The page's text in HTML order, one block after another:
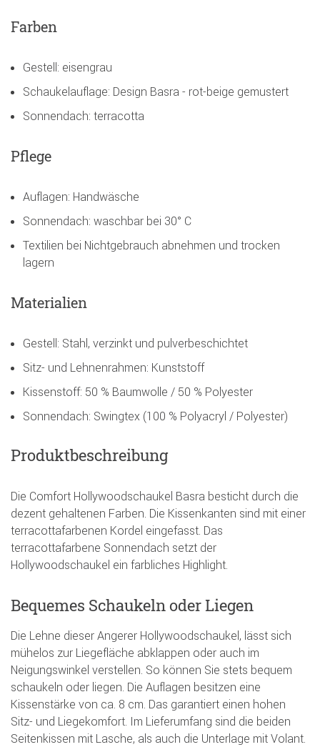
Farben
Gestell: eisengrau
Schaukelauflage: Design Basra - rot-beige gemustert
Sonnendach: terracotta
Pflege
Auflagen: Handwäsche
Sonnendach: waschbar bei 30° C
Textilien bei Nichtgebrauch abnehmen und trocken
lagern
Materialien
Gestell: Stahl, verzinkt und pulverbeschichtet
Sitz- und Lehnenrahmen: Kunststoff
Kissenstoff: 50 % Baumwolle / 50 % Polyester
Sonnendach: Swingtex (100 % Polyacryl / Polyester)
Produktbeschreibung
Die Comfort Hollywoodschaukel Basra besticht durch die
dezent gehaltenen Farben. Die Kissenkanten sind mit einer
terracottafarbenen Kordel eingefasst. Das
terracottafarbene Sonnendach setzt der
Hollywoodschaukel ein farbliches Highlight.
Bequemes Schaukeln oder Liegen
Die Lehne dieser Angerer Hollywoodschaukel, lässt sich
mühelos zur Liegefläche abklappen oder auch im
Neigungswinkel verstellen. So können Sie stets bequem
schaukeln oder liegen. Die Auflagen besitzen eine
Kissenstärke von ca. 8 cm. Das garantiert einen hohen
Sitz- und Liegekomfort. Im Lieferumfang sind die beiden
Seitenkissen mit Lasche, als auch die Unterlage mit Volant.